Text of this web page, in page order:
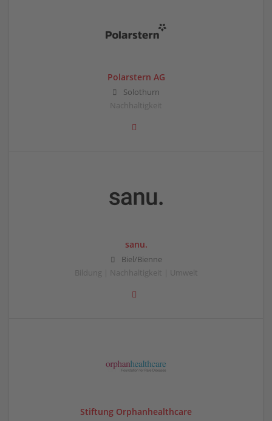
Polarstern AG
Solothurn
Nachhaltigkeit
sanu.
Biel/Bienne
Bildung | Nachhaltigkeit | Umwelt
Stiftung Orphanhealthcare